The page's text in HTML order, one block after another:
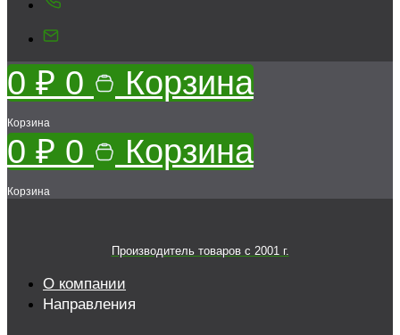
0 ₽ 0 Корзина
Корзина
0 ₽ 0 Корзина
Корзина
Производитель товаров c 2001 г.
О компании
Направления